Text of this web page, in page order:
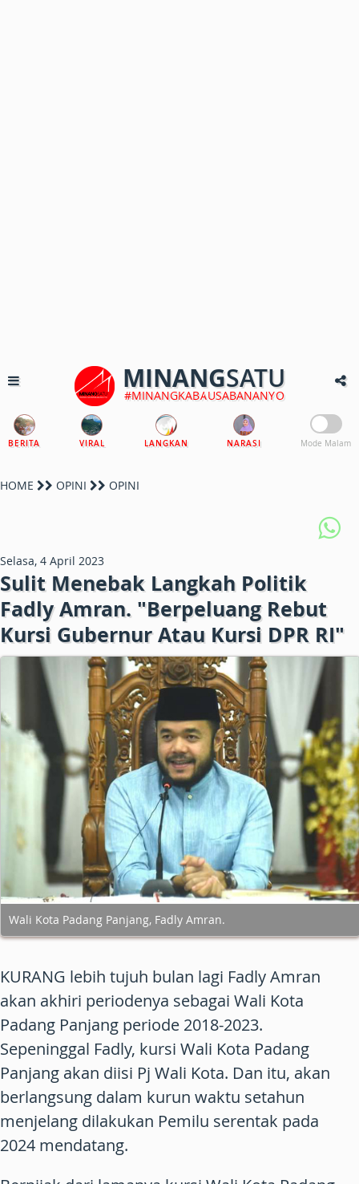
MINANGSATU
#MINANGKABAUSABANANYO
BERITA VIRAL LANGKAN NARASI Mode Malam
HOME OPINI OPINI
Selasa, 4 April 2023
Sulit Menebak Langkah Politik
Fadly Amran. "Berpeluang Rebut
Kursi Gubernur Atau Kursi DPR RI"
Wali Kota Padang Panjang, Fadly Amran.
KURANG lebih tujuh bulan lagi Fadly Amran
akan akhiri periodenya sebagai Wali Kota
Padang Panjang periode 2018-2023.
Sepeninggal Fadly, kursi Wali Kota Padang
Panjang akan diisi Pj Wali Kota. Dan itu, akan
berlangsung dalam kurun waktu setahun
menjelang dilakukan Pemilu serentak pada
2024 mendatang.